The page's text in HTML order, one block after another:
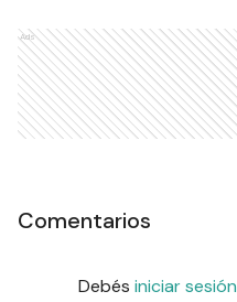
Ads
Comentarios
Debés iniciar sesión